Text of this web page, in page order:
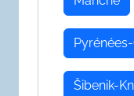
Šibenik-